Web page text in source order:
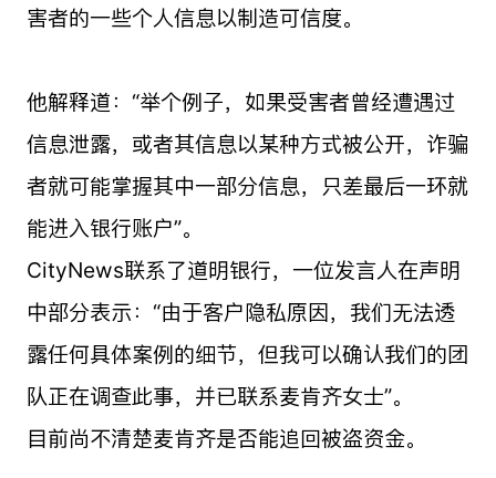
害者的一些个人信息以制造可信度。
他解释道：“举个例子，如果受害者曾经遭遇过
信息泄露，或者其信息以某种方式被公开，诈骗
者就可能掌握其中一部分信息，只差最后一环就
能进入银行账户”。
CityNews联系了道明银行，一位发言人在声明
中部分表示：“由于客户隐私原因，我们无法透
露任何具体案例的细节，但我可以确认我们的团
队正在调查此事，并已联系麦肯齐女士”。
目前尚不清楚麦肯齐是否能追回被盗资金。